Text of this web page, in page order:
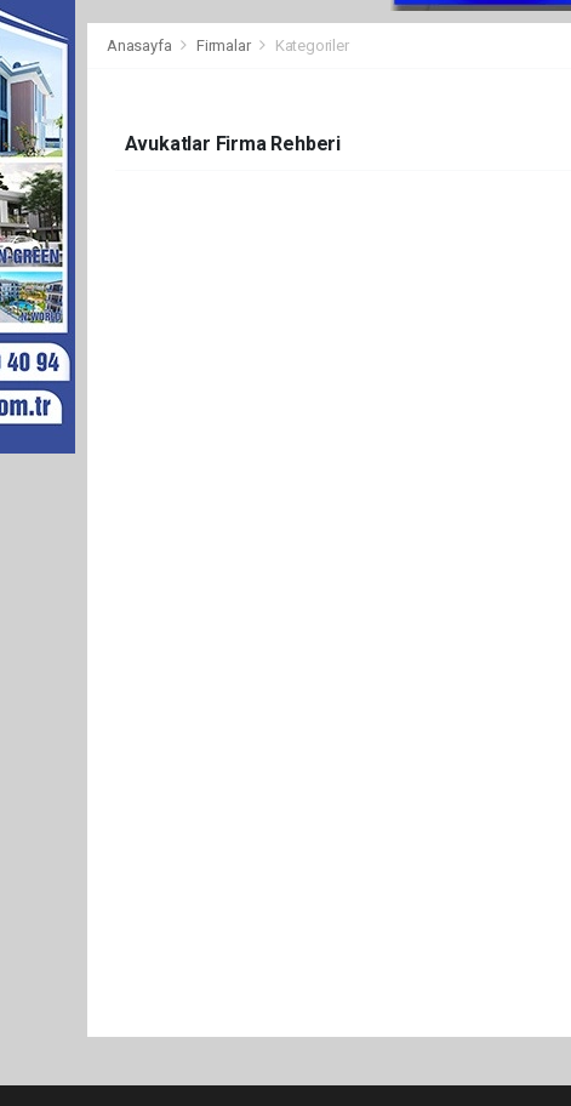
Anasayfa Firmalar Kategoriler
Avukatlar Firma Rehberi